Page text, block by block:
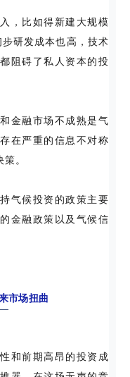
，比如得新建大规模
研发成本也高，技术
阻碍了私人资本的投
金融市场不成熟是气
在严重的信息不对称
。
气候投资的政策主要
金融政策以及气候信
市场扭曲
和前期高昂的投资成